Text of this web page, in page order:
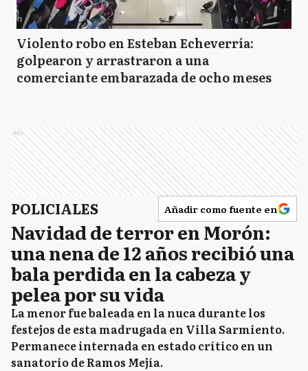
Violento robo en Esteban Echeverría:
golpearon y arrastraron a una
comerciante embarazada de ocho meses
Ads
POLICIALES Añadir como fuente en
Navidad de terror en Morón:
una nena de 12 años recibió una
bala perdida en la cabeza y
pelea por su vida
La menor fue baleada en la nuca durante los
festejos de esta madrugada en Villa Sarmiento.
Permanece internada en estado crítico en un
sanatorio de Ramos Mejía.